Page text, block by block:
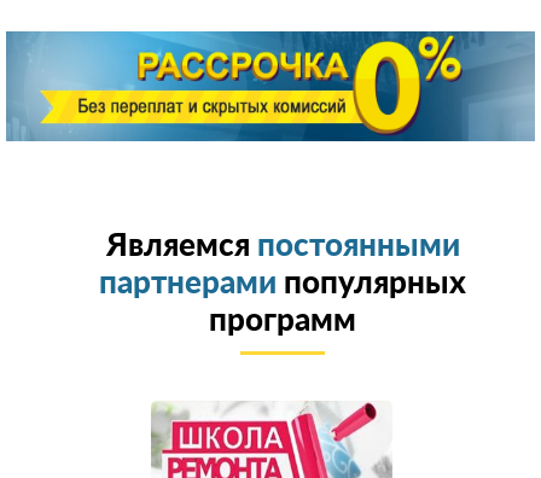
Являемся постоянными
партнерами популярных
программ